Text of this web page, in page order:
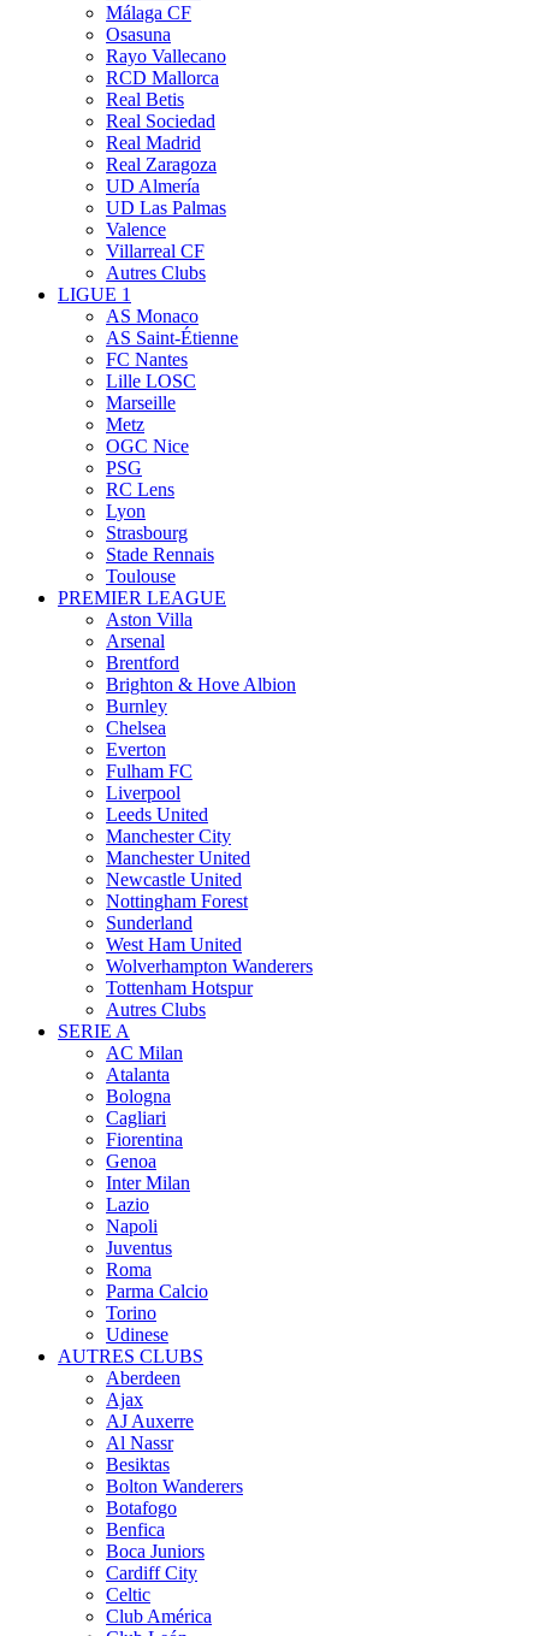
Málaga CF
Osasuna
Rayo Vallecano
RCD Mallorca
Real Betis
Real Sociedad
Real Madrid
Real Zaragoza
UD Almería
UD Las Palmas
Valence
Villarreal CF
Autres Clubs
LIGUE 1
AS Monaco
AS Saint-Étienne
FC Nantes
Lille LOSC
Marseille
Metz
OGC Nice
PSG
RC Lens
Lyon
Strasbourg
Stade Rennais
Toulouse
PREMIER LEAGUE
Aston Villa
Arsenal
Brentford
Brighton & Hove Albion
Burnley
Chelsea
Everton
Fulham FC
Liverpool
Leeds United
Manchester City
Manchester United
Newcastle United
Nottingham Forest
Sunderland
West Ham United
Wolverhampton Wanderers
Tottenham Hotspur
Autres Clubs
SERIE A
AC Milan
Atalanta
Bologna
Cagliari
Fiorentina
Genoa
Inter Milan
Lazio
Napoli
Juventus
Roma
Parma Calcio
Torino
Udinese
AUTRES CLUBS
Aberdeen
Ajax
AJ Auxerre
Al Nassr
Besiktas
Bolton Wanderers
Botafogo
Benfica
Boca Juniors
Cardiff City
Celtic
Club América